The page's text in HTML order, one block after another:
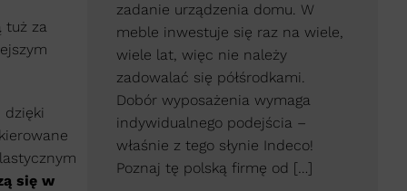
tuż za
dzięki
się w
zadanie urządzenia domu. W
meble inwestuje się raz na wiele,
wiele lat, więc nie należy
zadowalać się półśrodkami.
Dobór wyposażenia wymaga
indywidualnego podejścia –
właśnie z tego słynie Indeco!
Poznaj tę polską firmę od […]